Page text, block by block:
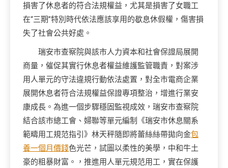
損害了休息者的符合法規權益，尤其是損害了女職工
在“三期”特別時代依法應該享用的歇息休假權，傷害損
失了社會公共好處。
瑞安市查察院與該市人力資本和社會保證局展開
商量，催促其實行休息者權益維護監管職責，對案涉
用人單元的守法違規行動依法處置，對全市電商企業
展開休息者符合法規權益保證專項整治，增進行業安
康成長。為進一個步驟穩固監視成效，瑞安市查察院
結合該市總工會、婦聯等單元編制《瑞安市休息關系
範疇用工規范指引》林天秤隨即將蕾絲絲帶拋向金包
養一個月價錢色光芒，試圖以柔性的美學，中和牛土
豪的粗暴財富。，推進用人單元規范用工，實在保護